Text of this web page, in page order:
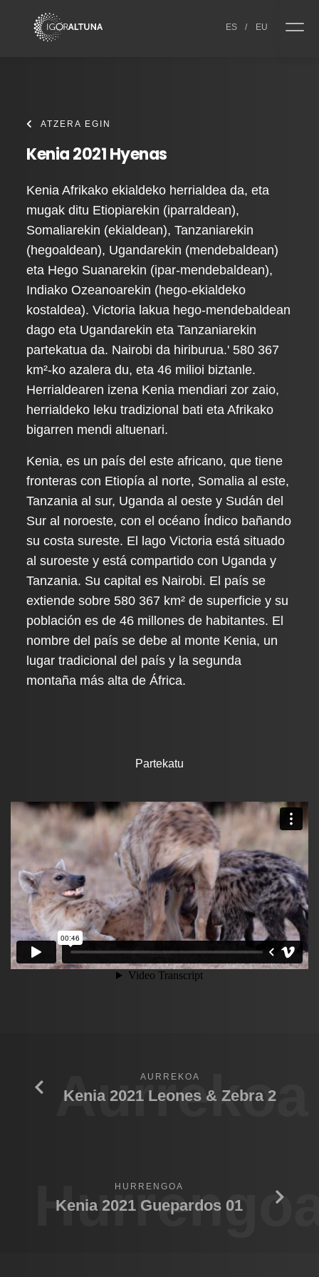
ES / EU
ATZERA EGIN
Kenia 2021 Hyenas
Kenia Afrikako ekialdeko herrialdea da, eta
mugak ditu Etiopiarekin (iparraldean),
Somaliarekin (ekialdean), Tanzaniarekin
(hegoaldean), Ugandarekin (mendebaldean)
eta Hego Suanarekin (ipar-mendebaldean),
Indiako Ozeanoarekin (hego-ekialdeko
kostaldea). Victoria lakua hego-mendebaldean
dago eta Ugandarekin eta Tanzaniarekin
partekatua da. Nairobi da hiriburua.' 580 367
km²-ko azalera du, eta 46 milioi biztanle.
Herrialdearen izena Kenia mendiari zor zaio,
herrialdeko leku tradizional bati eta Afrikako
bigarren mendi altuenari.
Kenia, es un país del este africano, que tiene
fronteras con Etiopía al norte, Somalia al este,
Tanzania al sur, Uganda al oeste y Sudán del
Sur al noroeste, con el océano Índico bañando
su costa sureste. El lago Victoria está situado
al suroeste y está compartido con Uganda y
Tanzania. Su capital es Nairobi. El país se
extiende sobre 580 367 km² de superficie y su
población es de 46 millones de habitantes. El
nombre del país se debe al monte Kenia, un
lugar tradicional del país y la segunda
montaña más alta de África.
Partekatu
Aurrekoa
AURREKOA
Kenia 2021 Leones & Zebra 2
HURRENGOA
Kenia 2021 Guepardos 01